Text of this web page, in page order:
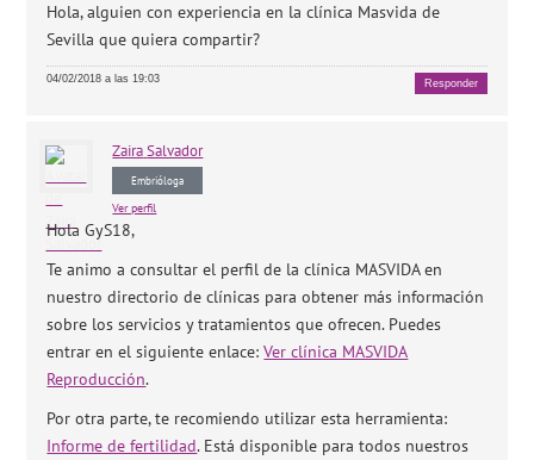
Hola, alguien con experiencia en la clínica Masvida de
Sevilla que quiera compartir?
04/02/2018 a las 19:03 Responder
Zaira Salvador
Embrióloga
Ver perfil
Hola GyS18,
Te animo a consultar el perfil de la clínica MASVIDA en
nuestro directorio de clínicas para obtener más información
sobre los servicios y tratamientos que ofrecen. Puedes
entrar en el siguiente enlace:Ver clínica MASVIDA
Reproducción.
Por otra parte, te recomiendo utilizar esta herramienta:
Informe de fertilidad. Está disponible para todos nuestros